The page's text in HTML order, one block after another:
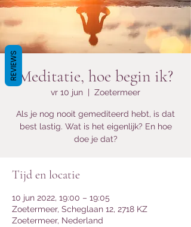
Meditatie, hoe begin ik?
vr 10 jun
  |
Zoetermeer
Als je nog nooit gemediteerd hebt, is dat
best lastig. Wat is het eigenlijk? En hoe
doe je dat?
Tijd en locatie
10 jun 2022, 19:00 – 19:05
Zoetermeer, Scheglaan 12, 2718 KZ
Zoetermeer, Nederland
REVIEWS